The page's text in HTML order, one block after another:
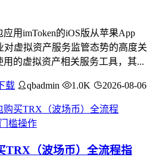
用imToken的iOS版从苹果App
对虚拟资产服务监管态势的高度关
的虚拟资产相关服务工具，其...
载 qbadmin 1.0K 2026-08-06
TRX（波场币）全流程指